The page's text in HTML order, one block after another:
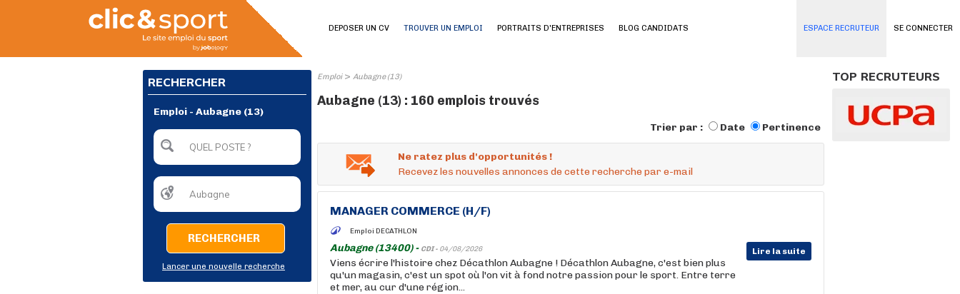
SE CONNECTER
DEPOSER UN CV TROUVER UN EMPLOI PORTRAITS D'ENTREPRISES BLOG CANDIDATS ESPACE RECRUTEUR
RECHERCHER
Emploi - Aubagne (13)
RECHERCHER
Lancer une nouvelle recherche
Emploi> Aubagne (13)
Aubagne (13) : 160 emplois trouvés
Trier par : Date Pertinence
Ne ratez plus d'opportunités !
Recevez les nouvelles annonces de cette recherche par e-mail
MANAGER COMMERCE (H/F)
Emploi DECATHLON
Aubagne (13400) - CDI - 04/08/2026 Lire la suite
Viens écrire l'histoire chez Décathlon Aubagne ! Décathlon Aubagne, c'est bien plus
qu'un magasin, c'est un spot où l'on vit à fond notre passion pour le sport. Entre terre
et mer, au cur d'une région...
TOP RECRUTEURS